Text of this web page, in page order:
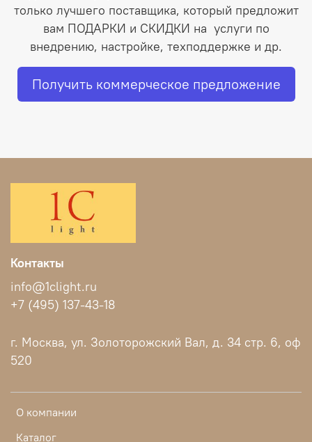
только лучшего поставщика, который предложит
вам ПОДАРКИ и СКИДКИ на услуги по
внедрению, настройке, техподдержке и др.
Получить коммерческое предложение
О компании
Каталог
Контакты
info@1clight.ru
+7 (495) 137-43-18
г. Москва, ул. Золоторожский Вал, д. 34 стр. 6, оф
520